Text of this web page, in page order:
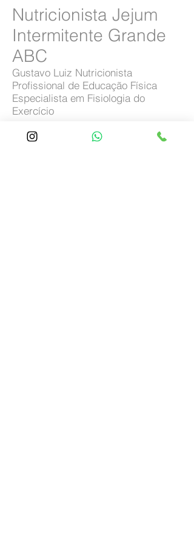
Nutricionista Jejum
Intermitente Grande
ABC
Gustavo Luiz Nutricionista
​Profissional de Educação Física
Especialista em Fisiologia do
Exercício